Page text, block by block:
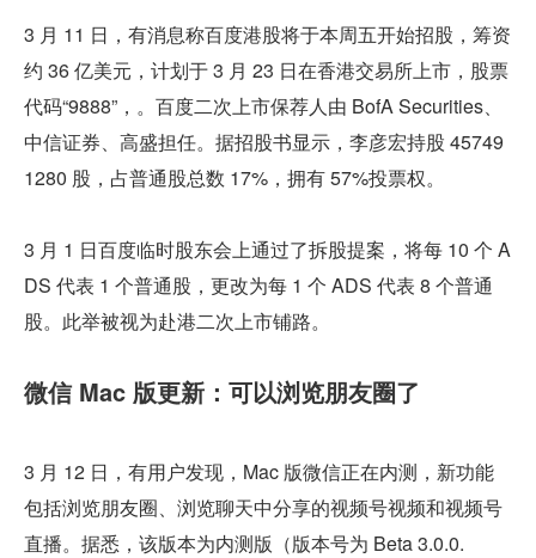
3 月 11 日，有消息称百度港股将于本周五开始招股，筹资
约 36 亿美元，计划于 3 月 23 日在香港交易所上市，股票
代码“9888”，。百度二次上市保荐人由 BofA Securities、
中信证券、高盛担任。据招股书显示，李彦宏持股 45749
1280 股，占普通股总数 17%，拥有 57%投票权。
3 月 1 日百度临时股东会上通过了拆股提案，将每 10 个 A
DS 代表 1 个普通股，更改为每 1 个 ADS 代表 8 个普通
股。此举被视为赴港二次上市铺路。
微信 Mac 版更新：可以浏览朋友圈了
3 月 12 日，有用户发现，Mac 版微信正在内测，新功能
包括浏览朋友圈、浏览聊天中分享的视频号视频和视频号
直播。据悉，该版本为内测版（版本号为 Beta 3.0.0.